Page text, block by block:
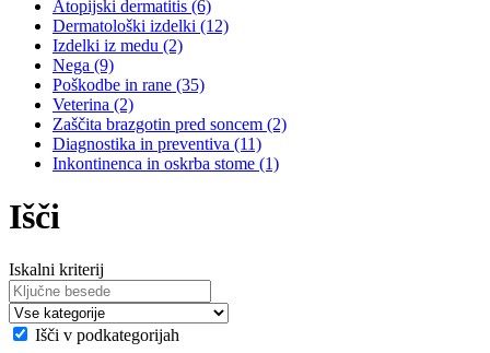
Atopijski dermatitis (6)
Dermatološki izdelki (12)
Izdelki iz medu (2)
Nega (9)
Poškodbe in rane (35)
Veterina (2)
Zaščita brazgotin pred soncem (2)
Diagnostika in preventiva (11)
Inkontinenca in oskrba stome (1)
Išči
Iskalni kriterij
Išči v podkategorijah